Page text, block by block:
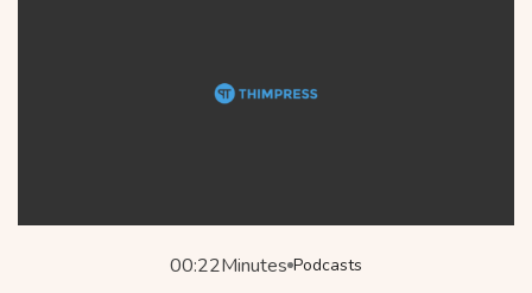
00:22Minutes Podcasts